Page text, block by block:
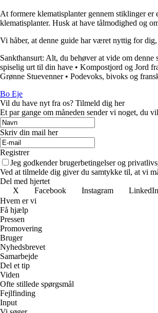
At formere klematisplanter gennem stiklinger
klematisplanter. Husk at have tålmodighed og
Vi håber, at denne guide har været nyttig for
Sankthansurt: Alt, du behøver at vide om denne
spiselig urt til din have • Kompostjord og Jord
Grønne Stuevenner• Podevoks, bivoks og
Bo Eje
Vil du have nyt fra os? Tilmeld dig her
Et par gange om måneden sender vi noget, du
Skriv din mail her
Registrer
Jeg godkender brugerbetingelser og
Ved at tilmelde dig giver du samtykke til, at vi
Del med hjertet
X
Facebook Instagram LinkedIn
Hvem er vi
Få hjælp
Pressen
Promovering
Bruger
Nyhedsbrevet
Samarbejde
Del et tip
Viden
Ofte stillede spørgsmål
Fejlfinding
Input